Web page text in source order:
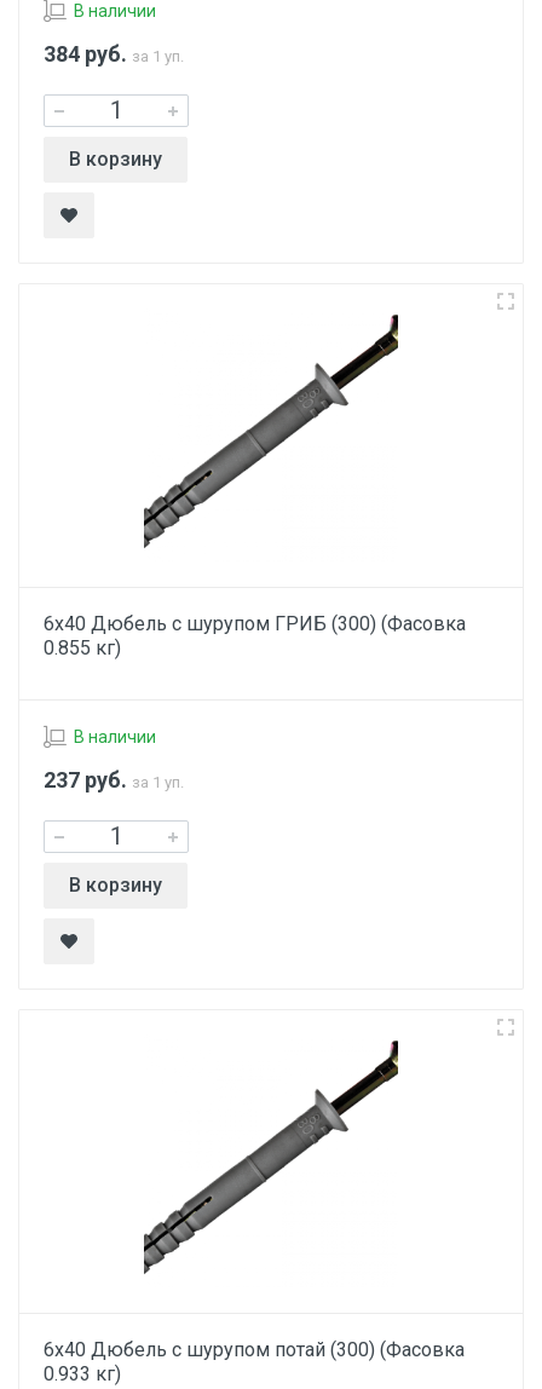
В наличии
384 руб. за 1 уп.
В корзину
6х40 Дюбель с шурупом ГРИБ (300) (Фасовка
0.855 кг)
В наличии
237 руб. за 1 уп.
В корзину
6х40 Дюбель с шурупом потай (300) (Фасовка
0.933 кг)